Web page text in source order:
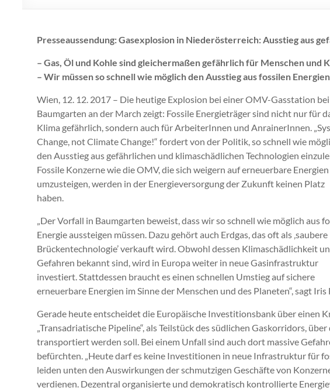
Presseaussendung: Gasexplosion in Niederösterreich: Ausstieg aus
– Gas, Öl und Kohle sind gleichermaßen gefährlich für Menschen und
– Wir müssen so schnell wie möglich den Ausstieg aus fossilen
Wien, 12. 12. 2017 – Die heutige Explosion bei einer OMV-Gasstation bei
Baumgarten an der March zeigt: Fossile Energieträger sind nicht nur für
Klima gefährlich, sondern auch für ArbeiterInnen und AnrainerInnen.
Change, not Climate Change!“ fordert von der Politik, so schnell wie
den Ausstieg aus gefährlichen und klimaschädlichen Technologien
Fossile Konzerne wie die OMV, die sich weigern auf erneuerbare Energien
umzusteigen, werden in der Energieversorgung der Zukunft keinen Platz
haben.
„Der Vorfall in Baumgarten beweist, dass wir so schnell wie möglich aus
Energie aussteigen müssen. Dazu gehört auch Erdgas, das oft als ‚saubere
Brückentechnologie’ verkauft wird. Obwohl dessen Klimaschädlichkeit
Gefahren bekannt sind, wird in Europa weiter in neue Gasinfrastruktur
investiert. Stattdessen braucht es einen schnellen Umstieg auf sichere
erneuerbare Energien im Sinne der Menschen und des Planeten“, sagt Iris
Gerade heute entscheidet die Europäische Investitionsbank über einen
„Transadriatische Pipeline“, als Teilstück des südlichen Gaskorridors,
transportiert werden soll. Bei einem Unfall sind auch dort massive
befürchten. „Heute darf es keine Investitionen in neue Infrastruktur für
leiden unten den Auswirkungen der schmutzigen Geschäfte von
verdienen. Dezentral organisierte und demokratisch kontrollierte